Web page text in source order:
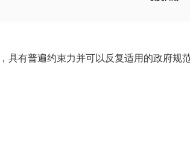
具有普遍约束力并可以反复适用的政府规